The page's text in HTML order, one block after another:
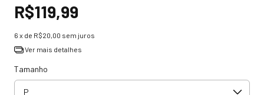
R$119,99
6 x de R$20,00 sem juros
Ver mais detalhes
Tamanho